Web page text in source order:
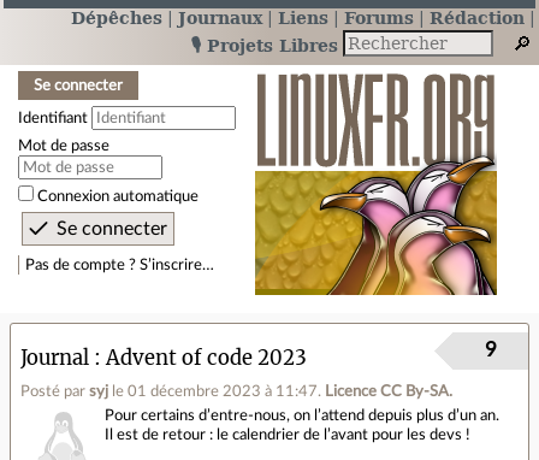
Dépêches Journaux Liens Forums
Rédaction
🎙️ Projets Libres
Se connecter
Identifiant
Mot de passe
Connexion automatique
Pas de compte ? S’inscrire…
Journal Advent of code 2023
Posté par syj le 01 décembre 2023 à 11:47. Licence CC By‑SA.
9
Pour certains d’entre-nous, on l’attend depuis plus d’un an.
Il est de retour : le calendrier de l’avant pour les devs !